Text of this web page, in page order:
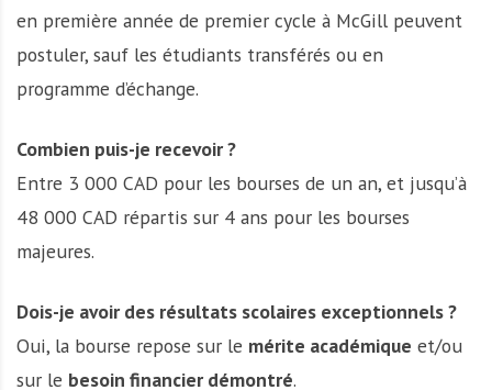
en première année de premier cycle à McGill peuvent
postuler, sauf les étudiants transférés ou en
programme d’échange.
Combien puis-je recevoir ?
Entre 3 000 CAD pour les bourses de un an, et jusqu’à
48 000 CAD répartis sur 4 ans pour les bourses
majeures.
Dois-je avoir des résultats scolaires exceptionnels ?
Oui, la bourse repose sur le mérite académique et/ou
sur le besoin financier démontré.